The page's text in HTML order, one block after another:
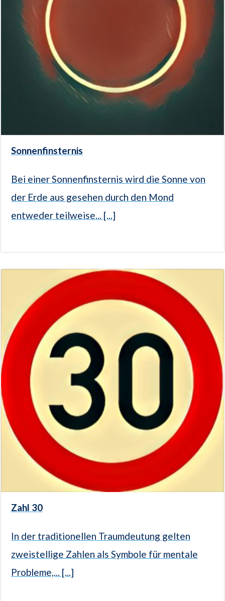
Sonnenfinsternis
Bei einer Sonnenfinsternis wird die Sonne von
der Erde aus gesehen durch den Mond
entweder teilweise... [...]
Zahl 30
In der traditionellen Traumdeutung gelten
zweistellige Zahlen als Symbole für mentale
Probleme,... [...]